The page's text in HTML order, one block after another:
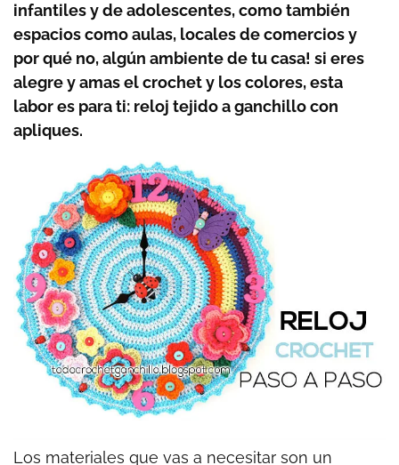
infantiles y de adolescentes, como también
espacios como aulas, locales de comercios y
por qué no, algún ambiente de tu casa! si eres
alegre y amas el crochet y los colores, esta
labor es para ti: reloj tejido a ganchillo con
apliques.
Los materiales que vas a necesitar son un